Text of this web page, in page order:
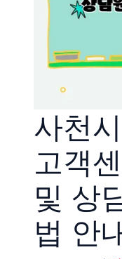
사천
고객
및 상
법 안